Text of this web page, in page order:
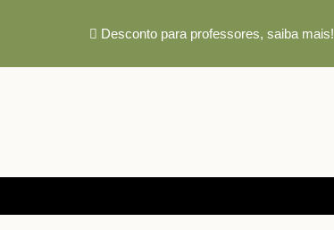
Desconto para professores, saiba mais!